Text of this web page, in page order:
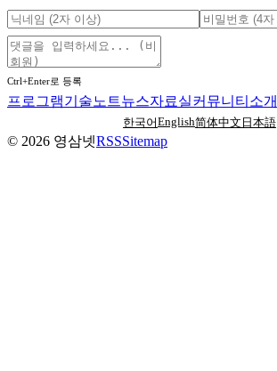
Ctrl+Enter로 등록
프로그램기술노트뉴스자료실커뮤니티 소개
한국어English简体中文 日本語
© 2026 영삼넷RSSSitemap